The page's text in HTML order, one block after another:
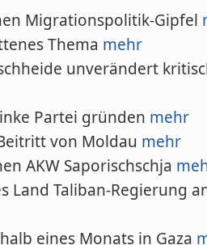
Migrationspolitik-Gipfel
Thema mehr
unverändert
Partei gründen mehr
von Moldau mehr
AKW Saporischschja
Land Taliban-Regierung
eines Monats in Gaza